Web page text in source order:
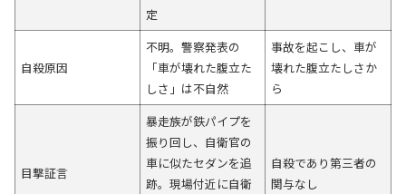
定
自殺原因
不明。警察発表の
「車が壊れた腹立た
しさ」は不自然
事故を起こし、車が
壊れた腹立たしさか
ら
目撃証言
暴走族が鉄パイプを
振り回し、自衛官の
車に似たセダンを追
跡。現場付近に自衛
自殺であり第三者の
関与なし